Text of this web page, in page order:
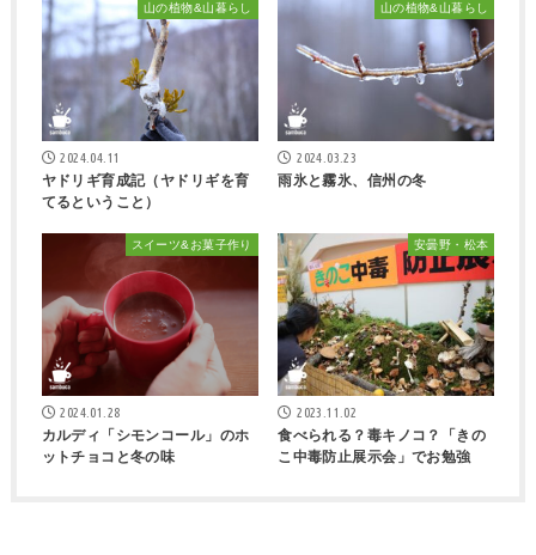
山の植物&山暮らし
2024.04.11
ヤドリギ育成記（ヤドリギを育
てるということ）
山の植物&山暮らし
2024.03.23
雨氷と霧氷、信州の冬
スイーツ&お菓子作り
2024.01.28
カルディ「シモンコール」のホ
ットチョコと冬の味
安曇野・松本
2023.11.02
食べられる？毒キノコ？「きの
こ中毒防止展示会」でお勉強